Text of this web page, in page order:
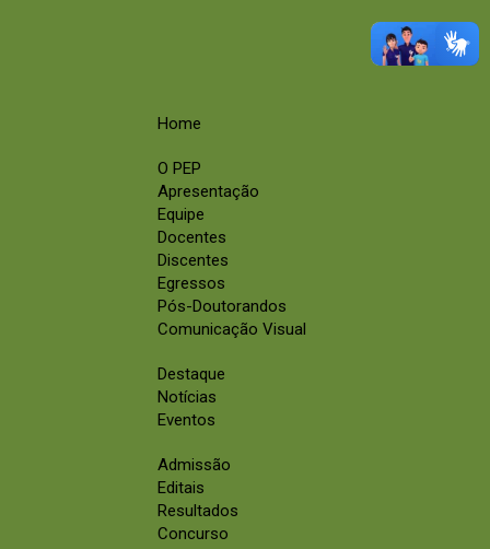
Home
O PEP
Apresentação
Equipe
Docentes
Discentes
Egressos
Pós-Doutorandos
Comunicação Visual
Destaque
Notícias
Eventos
Admissão
Editais
Resultados
Concurso